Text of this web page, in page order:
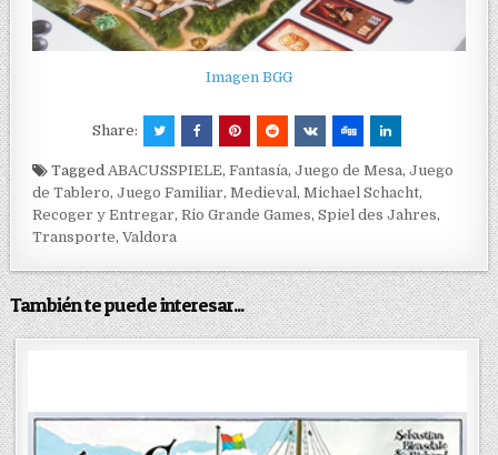
Imagen BGG
Share:
TaggedABACUSSPIELE,Fantasía,Juego de Mesa,Juego
de Tablero,Juego Familiar,Medieval,Michael Schacht,
Recoger y Entregar,Rio Grande Games,Spiel des Jahres,
Transporte,Valdora
También te puede interesar...